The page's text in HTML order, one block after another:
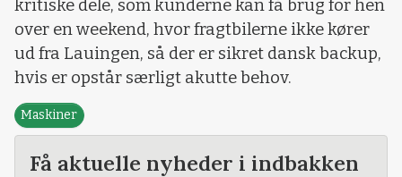
kritiske dele, som kunderne kan få brug for hen
over en weekend, hvor fragtbilerne ikke kører
ud fra Lauingen, så der er sikret dansk backup,
hvis er opstår særligt akutte behov.
Maskiner
Få aktuelle nyheder i indbakken